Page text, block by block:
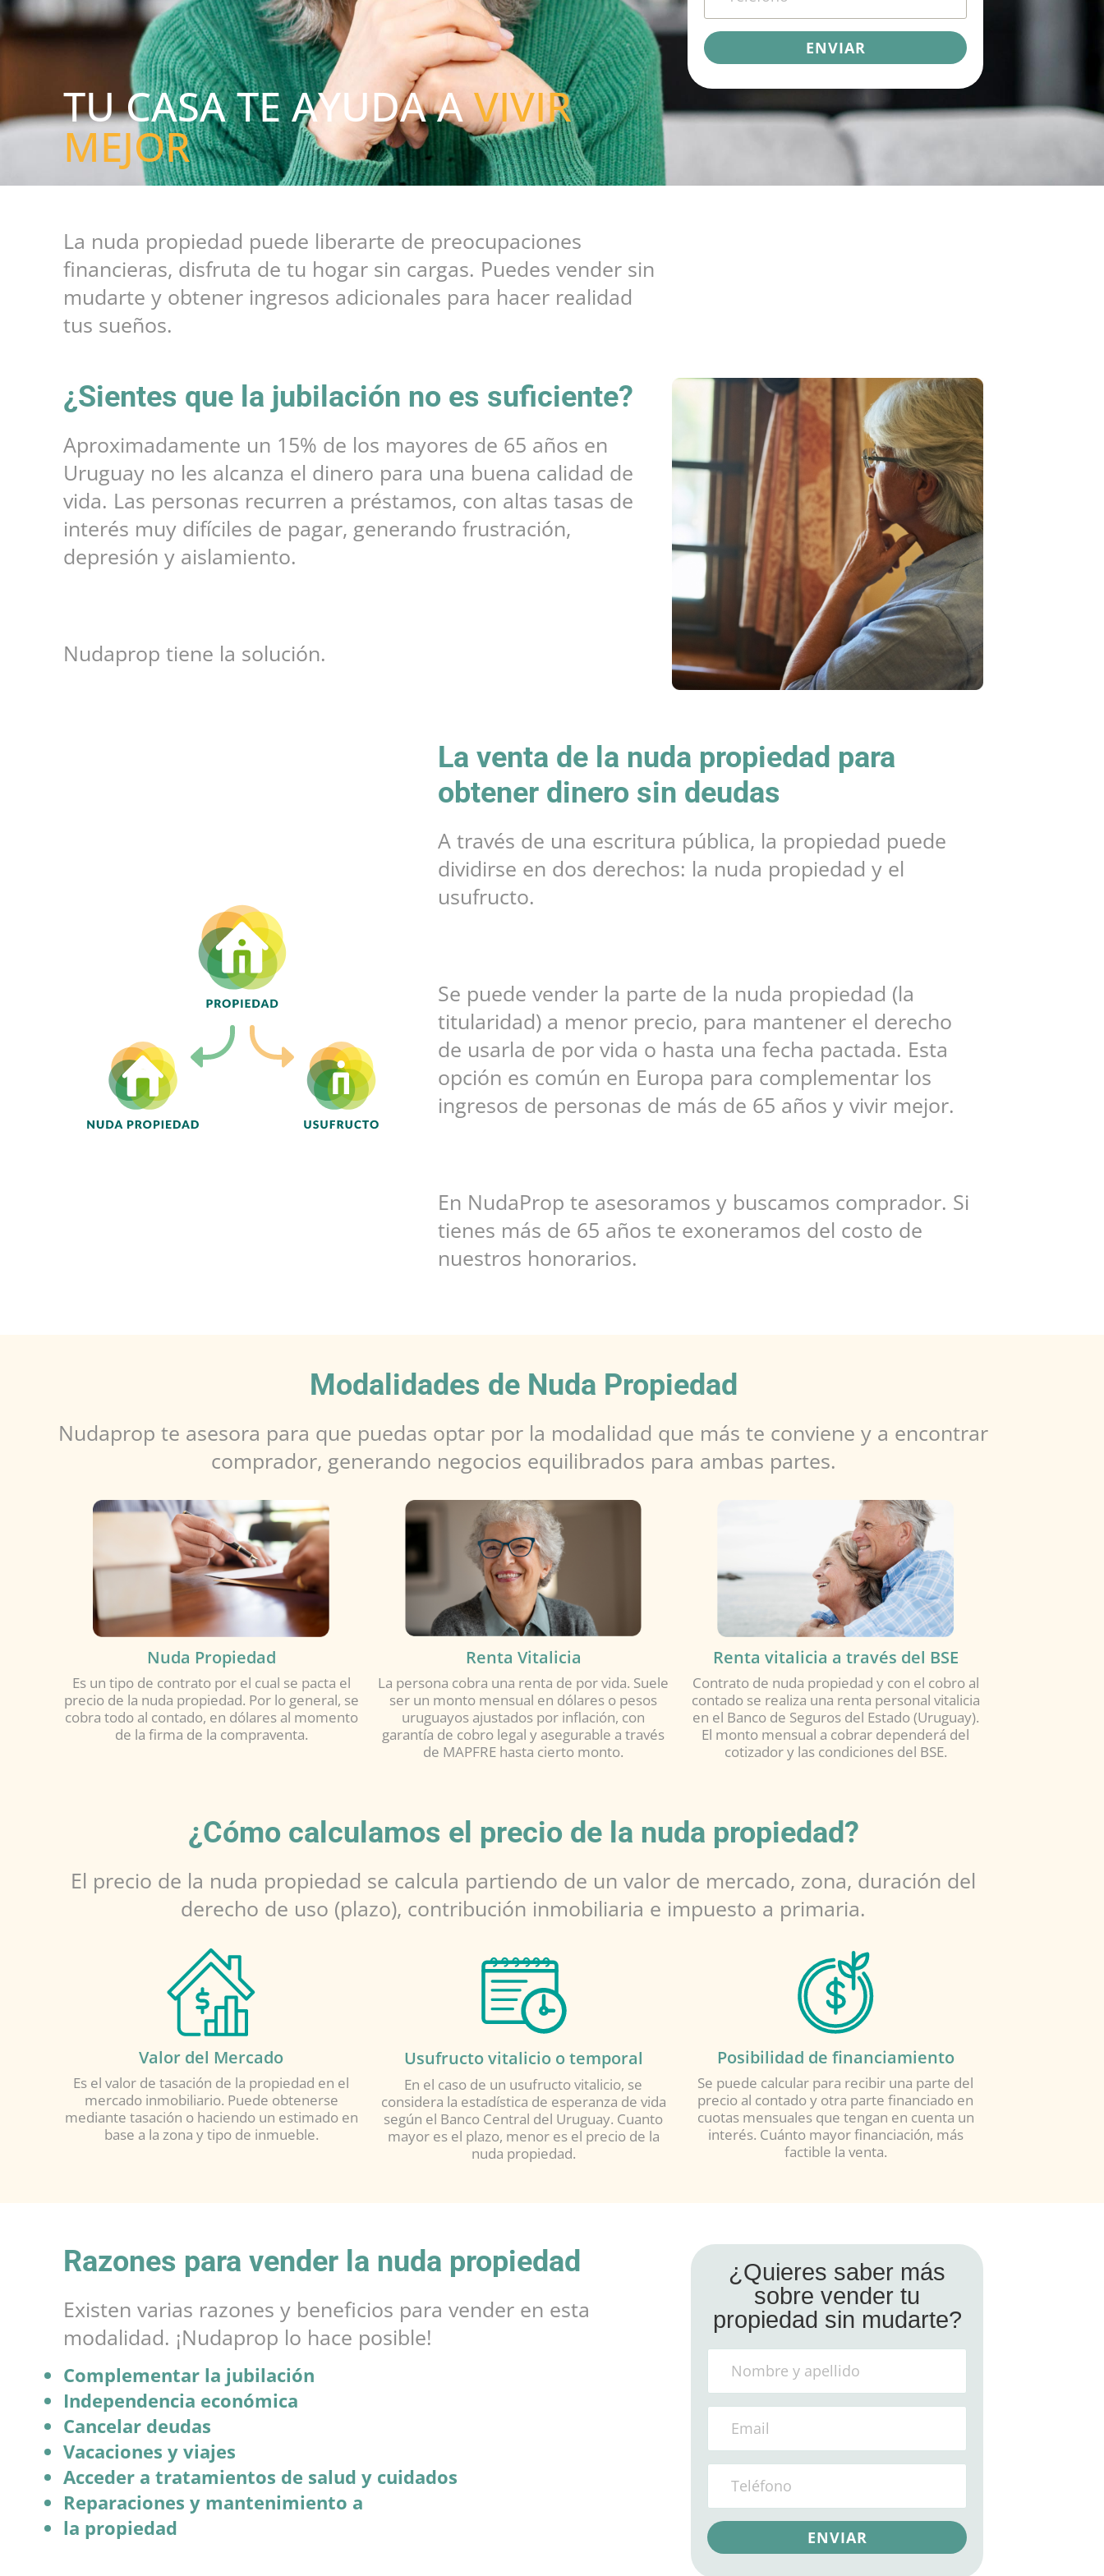
TU CASA TE AYUDA AVIVIR
MEJOR
ENVIAR
La nuda propiedad puede liberarte de preocupaciones
financieras, disfruta de tu hogar sin cargas. Puedes vender sin
mudarte y obtener ingresos adicionales para hacer realidad
tus sueños.
¿Sientes que la jubilación no es suficiente?
Aproximadamente un 15% de los mayores de 65 años en
Uruguay no les alcanza el dinero para una buena calidad de
vida. Las personas recurren a préstamos, con altas tasas de
interés muy difíciles de pagar, generando frustración,
depresión y aislamiento.
Nudaprop tiene la solución.
La venta de la nuda propiedad para
obtener dinero sin deudas
A través de una escritura pública, la propiedad puede
dividirse en dos derechos: la nuda propiedad y el
usufructo.
Se puede vender la parte de la nuda propiedad (la
titularidad) a menor precio, para mantener el derecho
de usarla de por vida o hasta una fecha pactada. Esta
opción es común en Europa para complementar los
ingresos de personas de más de 65 años y vivir mejor.
En NudaProp te asesoramos y buscamos comprador. Si
tienes más de 65 años te exoneramos del costo de
nuestros honorarios.
Modalidades de Nuda Propiedad
Nudaprop te asesora para que puedas optar por la modalidad que más te conviene y a encontrar
comprador, generando negocios equilibrados para ambas partes.
Nuda Propiedad
Es un tipo de contrato por el cual se pacta el
precio de la nuda propiedad. Por lo general, se
cobra todo al contado, en dólares al momento
de la firma de la compraventa.
Renta Vitalicia
La persona cobra una renta de por vida. Suele
ser un monto mensual en dólares o pesos
uruguayos ajustados por inflación, con
garantía de cobro legal y asegurable a través
de MAPFRE hasta cierto monto.
Renta vitalicia a través del BSE
Contrato de nuda propiedad y con el cobro al
contado se realiza una renta personal vitalicia
en el Banco de Seguros del Estado (Uruguay).
El monto mensual a cobrar dependerá del
cotizador y las condiciones del BSE.
¿Cómo calculamos el precio de la nuda propiedad?
El precio de la nuda propiedad se calcula partiendo de un valor de mercado, zona, duración del
derecho de uso (plazo), contribución inmobiliaria e impuesto a primaria.
Valor del Mercado
Es el valor de tasación de la propiedad en el
mercado inmobiliario. Puede obtenerse
mediante tasación o haciendo un estimado en
base a la zona y tipo de inmueble.
Usufructo vitalicio o temporal
En el caso de un usufructo vitalicio, se
considera la estadística de esperanza de vida
según el Banco Central del Uruguay. Cuanto
mayor es el plazo, menor es el precio de la
nuda propiedad.
Posibilidad de financiamiento
Se puede calcular para recibir una parte del
precio al contado y otra parte financiado en
cuotas mensuales que tengan en cuenta un
interés. Cuánto mayor financiación, más
factible la venta.
Razones para vender la nuda propiedad
Existen varias razones y beneficios para vender en esta
modalidad. ¡Nudaprop lo hace posible!
Complementar la jubilación
Independencia económica
Cancelar deudas
Vacaciones y viajes
Acceder a tratamientos de salud y cuidados
Reparaciones y mantenimiento a
la propiedad
¿Quieres saber más
sobre vender tu
propiedad sin mudarte?
ENVIAR